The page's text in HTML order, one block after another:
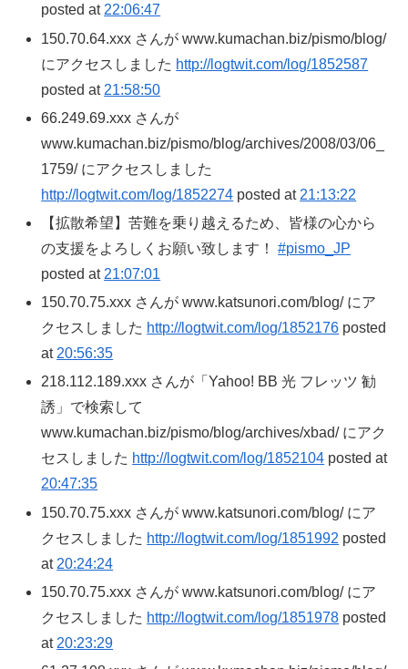
posted at22:06:47
150.70.64.xxx さんが www.kumachan.biz/pismo/blog/
にアクセスしました http://logtwit.com/log/1852587
posted at 21:58:50
66.249.69.xxx さんが
www.kumachan.biz/pismo/blog/archives/2008/03/06_
1759/ にアクセスしました
http://logtwit.com/log/1852274 posted at 21:13:22
【拡散希望】苦難を乗り越えるため、皆様の心から
の支援をよろしくお願い致します！#pismo_JP
posted at 21:07:01
150.70.75.xxx さんが www.katsunori.com/blog/ にア
クセスしました http://logtwit.com/log/1852176 posted
at 20:56:35
218.112.189.xxx さんが「Yahoo! BB 光 フレッツ 勧
誘」で検索して
www.kumachan.biz/pismo/blog/archives/xbad/ にアク
セスしました http://logtwit.com/log/1852104 posted at
20:47:35
150.70.75.xxx さんが www.katsunori.com/blog/ にア
クセスしました http://logtwit.com/log/1851992 posted
at 20:24:24
150.70.75.xxx さんが www.katsunori.com/blog/ にア
クセスしました http://logtwit.com/log/1851978 posted
at 20:23:29